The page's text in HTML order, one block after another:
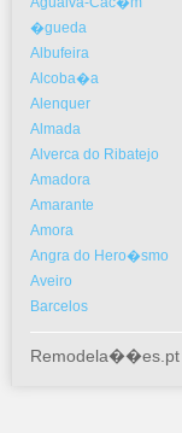
�gueda
Albufeira
Alcoba�a
Alenquer
Almada
Alverca do Ribatejo
Amadora
Amarante
Amora
Angra do Hero�smo
Aveiro
Barcelos
Remodela��es.pt